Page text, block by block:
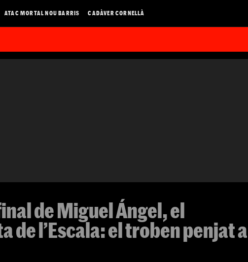
ATAC MORTAL NOU BARRIS CADÀVER CORNELLÀ
de Miguel Ángel, el
de l’Escala: el troben penjat a